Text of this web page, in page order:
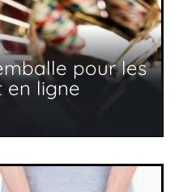
pour les
en ligne